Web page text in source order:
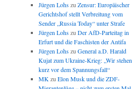
Jürgen Lohszu Zensur: Europäischer
Gerichtshof stellt Verbreitung vom
Sender „Russia Today“ unter Strafe
Jürgen Lohszu Der AfD-Parteitag in
Erfurt und die Faschisten der Antifa
Jürgen Lohszu General a.D. Harald
Kujat zum Ukraine-Krieg: „Wir stehen
kurz vor dem Spannungsfall“
MK zu Elon Musk und die ZDF-